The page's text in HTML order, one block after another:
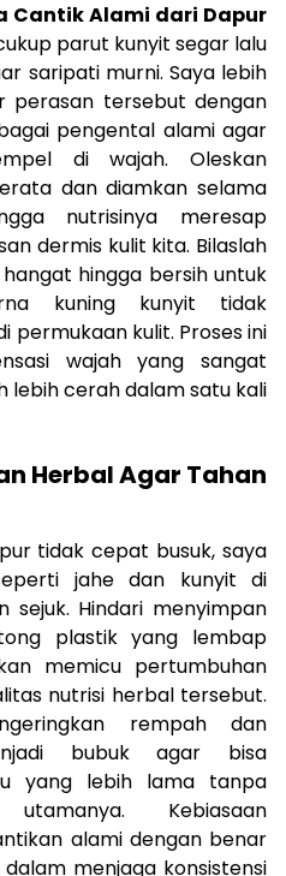
Cantik Alami dari Dapur
parut kunyit segar lalu
saripati murni. Saya lebih
perasan tersebut dengan
pengental alami agar
di wajah. Oleskan
dan diamkan selama
nutrisinya meresap
dermis kulit kita. Bilaslah
hingga bersih untuk
kuning kunyit tidak
permukaan kulit. Proses ini
wajah yang sangat
lebih cerah dalam satu kali
Herbal Agar Tahan
tidak cepat busuk, saya
jahe dan kunyit di
Hindari menyimpan
plastik yang lembap
memicu pertumbuhan
nutrisi herbal tersebut.
rempah dan
bubuk agar bisa
yang lebih lama tanpa
Kebiasaan
alami dengan benar
menjaga konsistensi